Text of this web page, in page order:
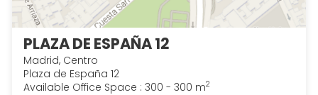
PLAZA DE ESPAÑA 12
Madrid, Centro
Plaza de España 12
Available Office Space : 300 - 300 m2